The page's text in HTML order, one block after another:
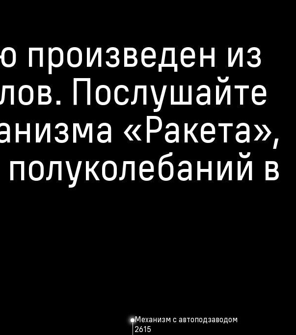
произведен из
Послушайте
«Ракета»,
в
Механизм с автоподзаводом
2615